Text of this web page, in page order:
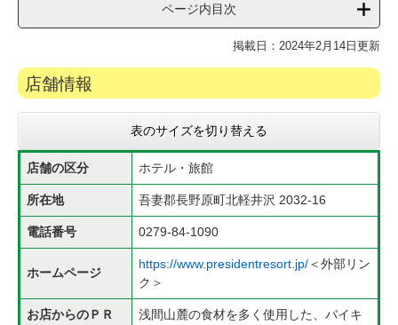
ページ内目次
掲載日：2024年2月14日更新
店舗情報
表のサイズを切り替える
店舗の区分 ホテル・旅館
所在地 吾妻郡長野原町北軽井沢 2032-16
電話番号 0279-84-1090
ホームページ
https://www.presidentresort.jp/＜外部リン
ク＞
お店からのＰＲ
​浅間山麓の食材を多く使用した、バイキ